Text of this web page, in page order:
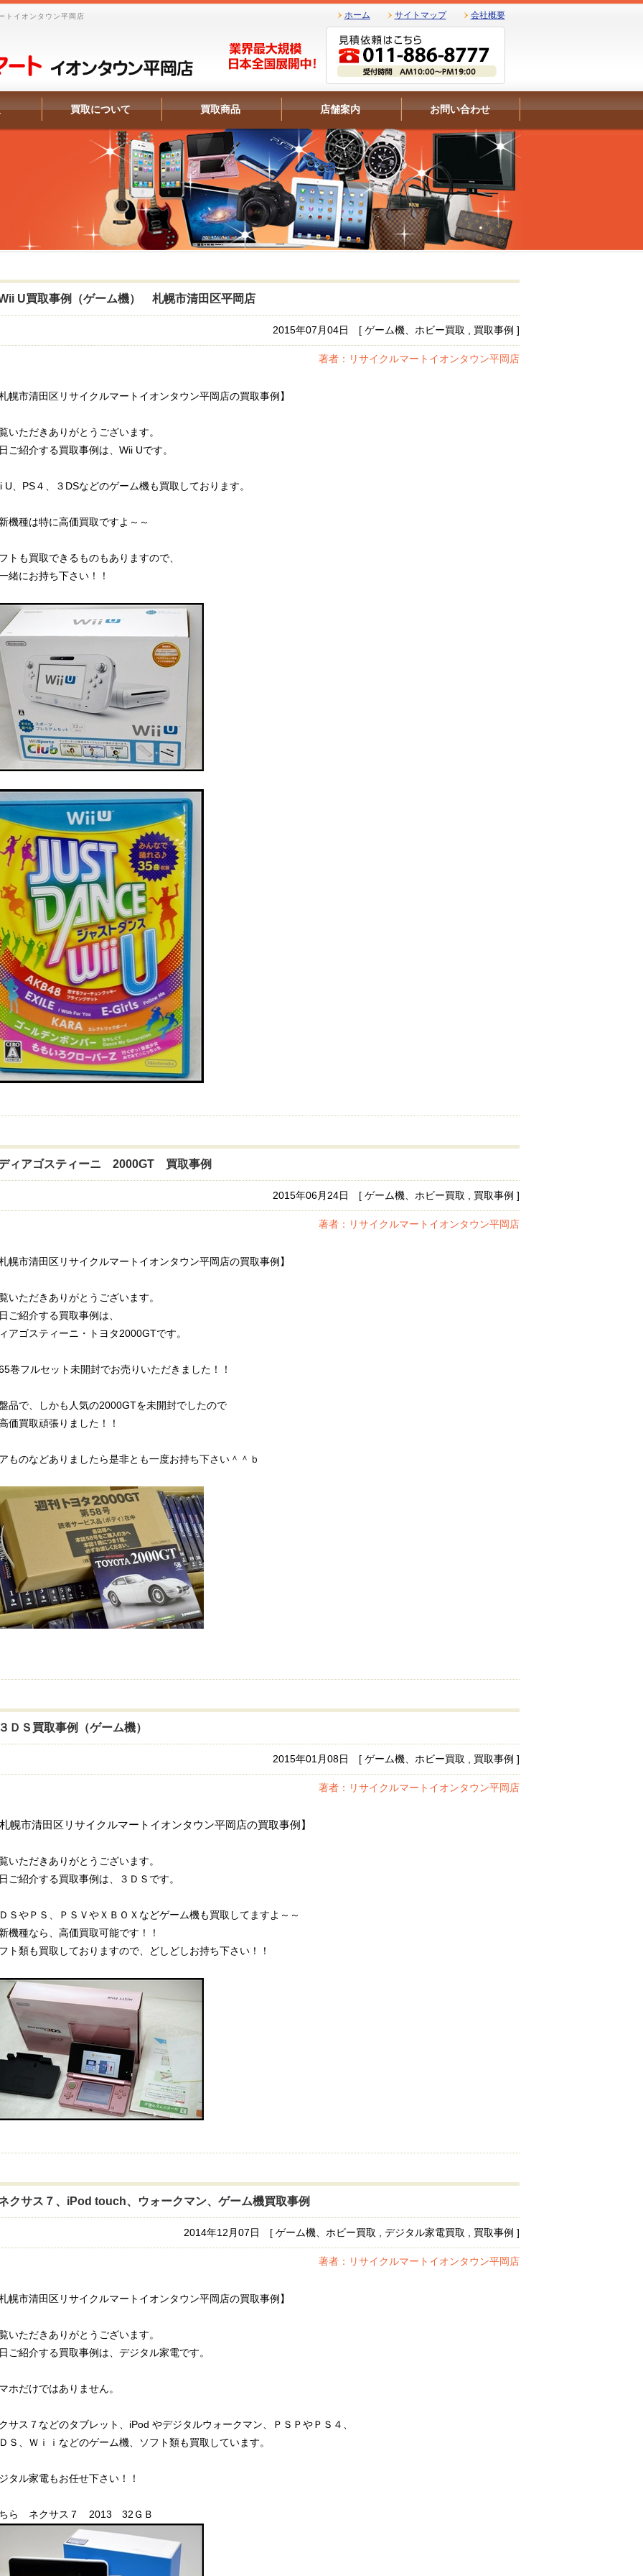
トイオンタウン平岡店 ホーム サイトマップ 会社概要
買取について 買取商品 店舗案内 お問い合わせ
U買取事例（ゲーム機） 札幌市清田区平岡店
2015年07月04日 [ ゲーム機、ホビー買取 , 買取事例 ]
著者：リサイクルマートイオンタウン平岡店
幌市清田区リサイクルマートイオンタウン平岡店の買取事例】
いただきありがとうございます。
ご紹介する買取事例は、Wii Uです。
U、PS４、３DSなどのゲーム機も買取しております。
機種は特に高価買取ですよ～～
トも買取できるものもありますので、
緒にお持ち下さい！！
ィアゴスティーニ 2000GT 買取事例
2015年06月24日 [ ゲーム機、ホビー買取 , 買取事例 ]
著者：リサイクルマートイオンタウン平岡店
幌市清田区リサイクルマートイオンタウン平岡店の買取事例】
いただきありがとうございます。
ご紹介する買取事例は、
アゴスティーニ・トヨタ2000GTです。
巻フルセット未開封でお売りいただきました！！
品で、しかも人気の2000GTを未開封でしたので
価買取頑張りました！！
ものなどありましたら是非とも一度お持ち下さい＾＾ｂ
ＤＳ買取事例（ゲーム機）
2015年01月08日 [ ゲーム機、ホビー買取 , 買取事例 ]
著者：リサイクルマートイオンタウン平岡店
幌市清田区リサイクルマートイオンタウン平岡店の買取事例】
いただきありがとうございます。
ご紹介する買取事例は、３ＤＳです。
ＳやＰＳ、ＰＳＶやＸＢＯＸなどゲーム機も買取してますよ～～
機種なら、高価買取可能です！！
ト類も買取しておりますので、どしどしお持ち下さい！！
クサス７、iPod touch、ウォークマン、ゲーム機買取事例
2014年12月07日 [ ゲーム機、ホビー買取 , デジタル家電買取 , 買取事例 ]
著者：リサイクルマートイオンタウン平岡店
幌市清田区リサイクルマートイオンタウン平岡店の買取事例】
いただきありがとうございます。
ご紹介する買取事例は、デジタル家電です。
ホだけではありません。
サス７などのタブレット、iPod やデジタルウォークマン、ＰＳＰやＰＳ４、
Ｓ、Ｗｉｉなどのゲーム機、ソフト類も買取しています。
タル家電もお任せ下さい！！
ら ネクサス７ 2013 32ＧＢ